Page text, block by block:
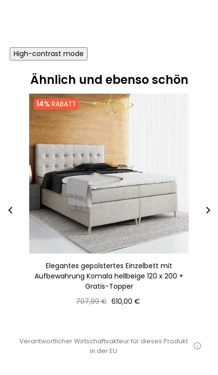
High-contrast mode
Ähnlich und ebenso schön
14% RABATT
Elegantes gepolstertes Einzelbett mit
Aufbewahrung Komala hellbeige 120 x 200 +
Gratis-Topper
Normaler
707,99 € Preis
610,00 €
Verantwortlicher Wirtschaftsakteur für dieses Produkt
in der EU